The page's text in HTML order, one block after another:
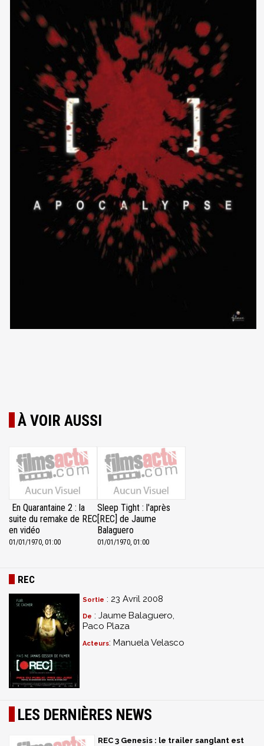
À VOIR AUSSI
En Quarantaine 2 : la
suite du remake de REC
en vidéo
01/01/1970, 01:00
Sleep Tight : l'après
[REC] de Jaume
Balaguero
01/01/1970, 01:00
REC
Sortie : 23 Avril 2008
De : Jaume Balaguero,
Paco Plaza
Acteurs: Manuela Velasco
LES DERNIÈRES NEWS
REC 3 Genesis : le trailer sanglant est